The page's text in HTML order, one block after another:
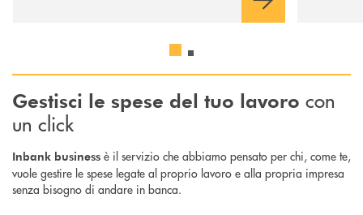
Gestisci le spese del tuo lavoro con
un click
Inbank business è il servizio che abbiamo pensato per chi, come te,
vuole gestire le spese legate al proprio lavoro e alla propria impresa
senza bisogno di andare in banca.